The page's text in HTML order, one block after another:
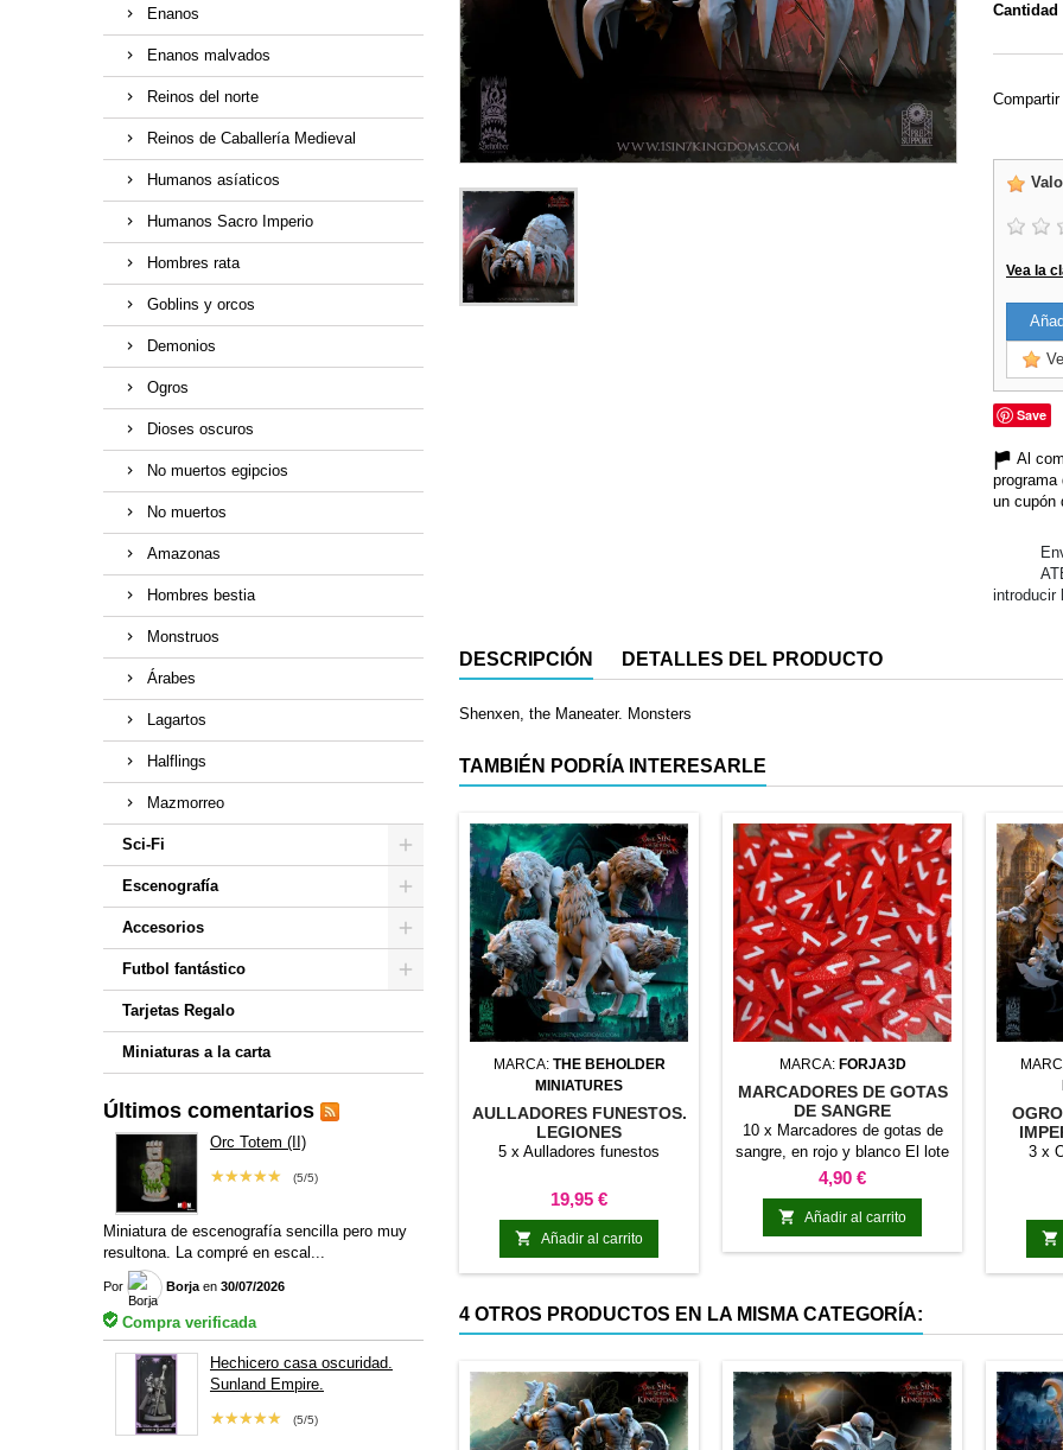
Enanos
Enanos malvados
Reinos del norte
Reinos de Caballería Medieval
Humanos asíaticos
Humanos Sacro Imperio
Hombres rata
Goblins y orcos
Demonios
Ogros
Dioses oscuros
No muertos egipcios
No muertos
Amazonas
Hombres bestia
Monstruos
Árabes
Lagartos
Halflings
Mazmorreo
Sci-Fi
Escenografía
Accesorios
Futbol fantástico
Tarjetas Regalo
Miniaturas a la carta
Últimos comentarios
Orc Totem (II)
(5/5)
★★★★★
Miniatura de escenografía sencilla pero muy
resultona. La compré en escal...
Por Borja en 30/07/2026
Compra verificada
Hechicero casa oscuridad.
Sunland Empire.
(5/5)
★★★★★
Cantidad
Compartir
Vea la
Save
Al
un cupón
introducir
DESCRIPCIÓN DETALLES DEL PRODUCTO
Shenxen, the Maneater. Monsters
TAMBIÉN PODRÍA INTERESARLE
MARCA: THE BEHOLDER
MINIATURES
AULLADORES FUNESTOS.
LEGIONES
IMPERECEDERAS
5 x Aulladores funestos
Precio
19,95 €
 Añadir al carrito
MARCA: FORJA3D
MARCADORES DE GOTAS
DE SANGRE
10 x Marcadores de gotas de
sangre, en rojo y blanco El lote
surtido contiene: 5 x Marcador
con 1 2 x Marcador con 2 1 x
Marcador con 3 1 x Marcador
con 4 1 x Marcador con 5
Precio
4,90 €
 Añadir al carrito
3 x

4 OTROS PRODUCTOS EN LA MISMA CATEGORÍA: